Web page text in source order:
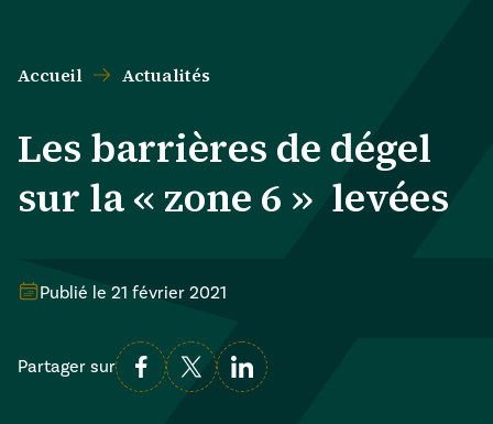
Accueil Actualités
Les barrières de dégel
sur la « zone 6 » levées
Publié le 21 février 2021
Partager sur